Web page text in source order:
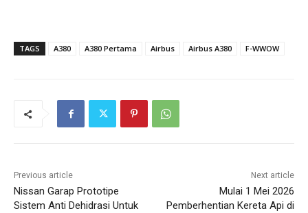
TAGS A380 A380 Pertama Airbus Airbus A380 F-WWOW
Previous article
Nissan Garap Prototipe
Sistem Anti Dehidrasi Untuk
Next article
Mulai 1 Mei 2026
Pemberhentian Kereta Api di